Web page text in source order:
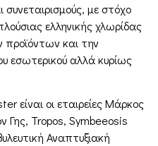
με στόχο
ελληνικής χλωρίδας
και την
εσωτερικού αλλά κυρίως
είναι οι εταιρείες Μάρκος
Γης, Tropos, Symbeeosis
Αναπτυξιακή